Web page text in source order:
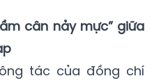
cân nảy mực” giữa
tác của đồng chí